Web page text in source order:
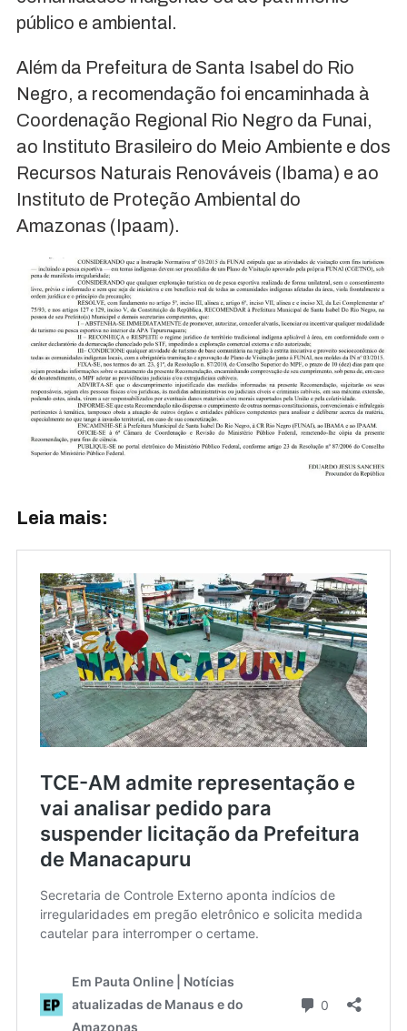
público e ambiental.
Além da Prefeitura de Santa Isabel do Rio
Negro, a recomendação foi encaminhada à
Coordenação Regional Rio Negro da Funai,
ao Instituto Brasileiro do Meio Ambiente e dos
Recursos Naturais Renováveis (Ibama) e ao
Instituto de Proteção Ambiental do
Amazonas (Ipaam).
Leia mais: